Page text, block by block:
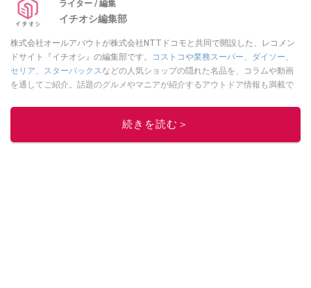
ライター / 編集
イチオシ編集部
株式会社オールアバウトが株式会社NTTドコモと共同で開設した、レコメン
ドサイト『イチオシ』の編集部です。
コストコや業務スーパー、 ダイソー、
セリア、 スターバックスなどの人気ショップの隠れた名品を、コラムや動画
を通してご紹介。話題のグルメやマニアが紹介するアウトドア情報も満載で
レビューしています。毎日トレンド情報をお届けしているので、ぜひ
してください！続きを読む＞